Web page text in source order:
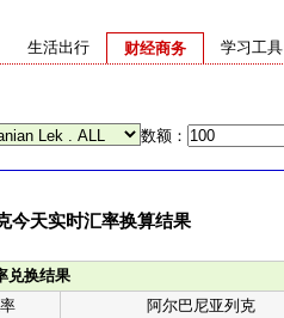
生活出行
财经商务
学习工具
数额：
今天实时汇率换算结果
兑换结果
阿尔巴尼亚列克